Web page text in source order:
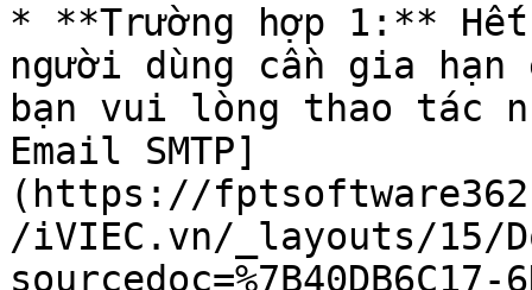
* **Trường hợp 1:** Hết
người dùng cần gia
bạn vui lòng thao tác
Email SMTP]
(https://
/iVIEC.vn/_layouts/15/
sourcedoc=%7B40DB6C17-